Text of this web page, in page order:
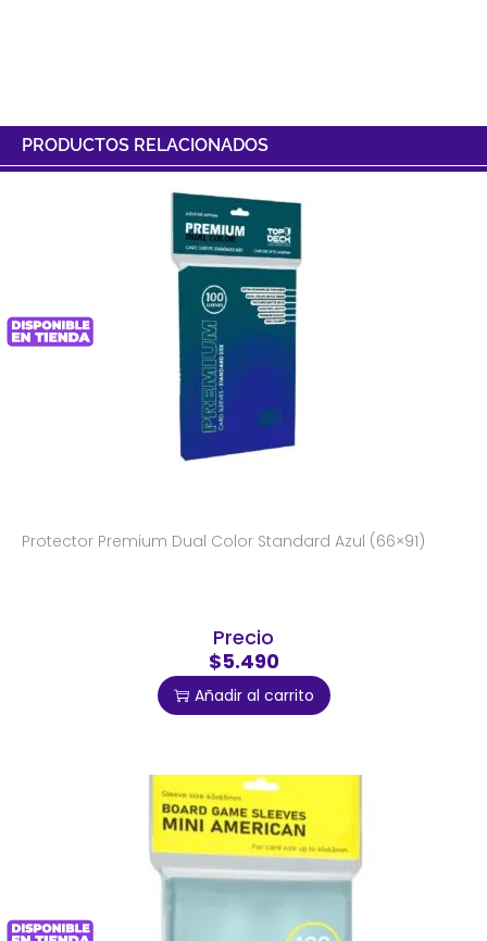
PRODUCTOS RELACIONADOS
Protector Premium Dual Color Standard Azul (66×91)
Precio
$5.490
Añadir al carrito